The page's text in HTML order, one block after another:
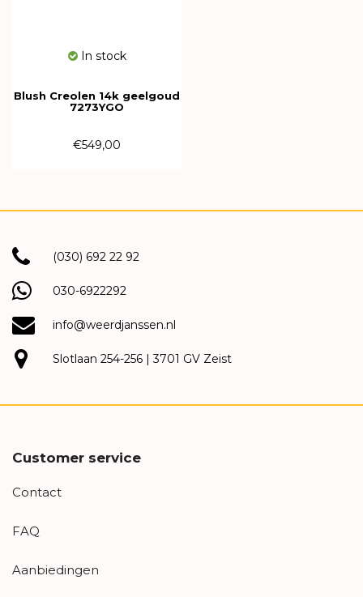
In stock
Blush Creolen 14k geelgoud
7273YGO
€549,00
(030) 692 22 92
030-6922292
info@weerdjanssen.nl
Slotlaan 254-256 | 3701 GV Zeist
Customer service
Contact
FAQ
Aanbiedingen